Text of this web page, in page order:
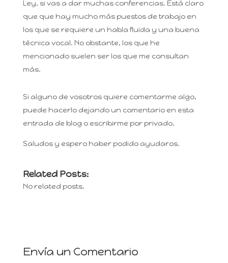
Ley, si vas a dar muchas conferencias. Está claro
que que hay mucho más puestos de trabajo en
los que se requiere un habla fluida y una buena
técnica vocal. No obstante, los que he
mencionado suelen ser los que me consultan
más.
Si alguno de vosotros quiere comentarme algo,
puede hacerlo dejando un comentario en esta
entrada de blog o escribirme por privado.
Saludos y espero haber podido ayudaros.
Related Posts:
No related posts.
Envía un Comentario